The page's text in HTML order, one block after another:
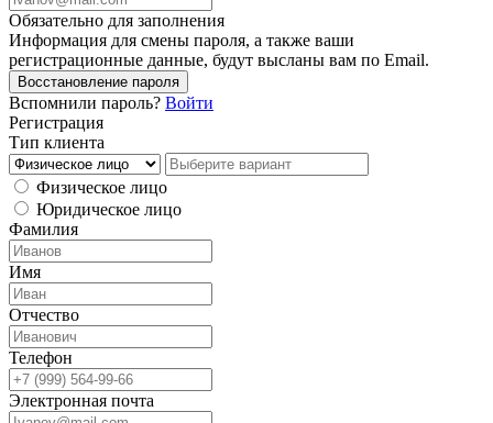
Обязательно для заполнения
Информация для смены пароля, а также ваши
регистрационные данные, будут высланы вам по Email.
Восстановление пароля
Вспомнили пароль? Войти
Регистрация
Тип клиента
Физическое лицо
Юридическое лицо
Фамилия
Имя
Отчество
Телефон
Электронная почта